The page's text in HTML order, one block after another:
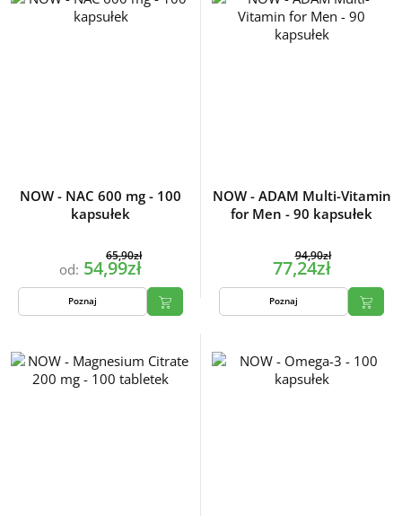
NOW - NAC 600 mg - 100
kapsułek
od:
65,90zł
54,99zł
Poznaj
NOW - ADAM Multi-Vitamin
for Men - 90 kapsułek
94,90zł
77,24zł
Poznaj